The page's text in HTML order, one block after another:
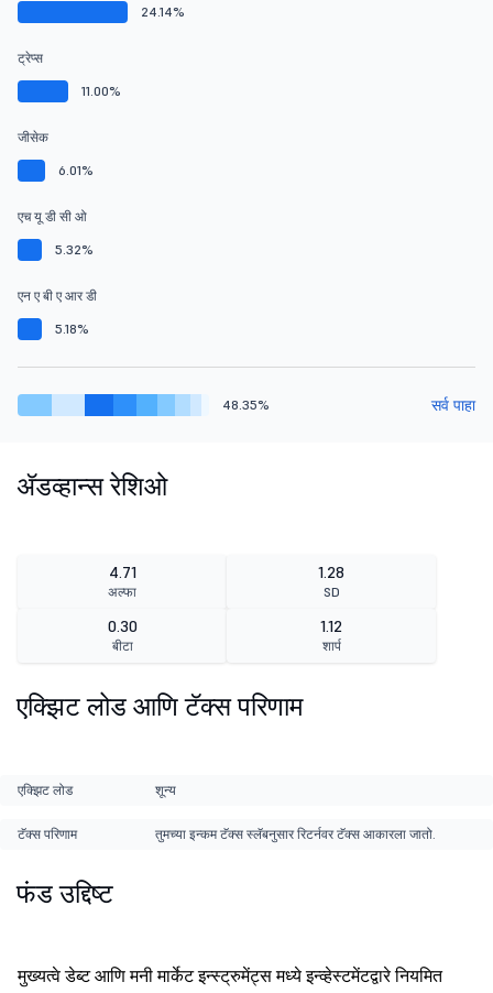
24.14%
ट्रेप्स
11.00%
जीसेक
6.01%
एच यू डी सी ओ
5.32%
एन ए बी ए आर डी
5.18%
48.35% सर्व पाहा
ॲडव्हान्स रेशिओ
4.71
अल्फा
1.28
SD
0.30
बीटा
1.12
शार्प
एक्झिट लोड आणि टॅक्स परिणाम
एक्झिट लोड शून्य
टॅक्स परिणाम तुमच्या इन्कम टॅक्स स्लॅबनुसार रिटर्नवर टॅक्स आकारला जातो.
फंड उद्दिष्ट
मुख्यत्वे डेब्ट आणि मनी मार्केट इन्स्ट्रुमेंट्स मध्ये इन्व्हेस्टमेंटद्वारे नियमित